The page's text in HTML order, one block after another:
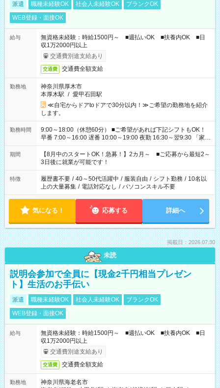
派遣 職種未経験OK 社会人未経験OK
ブランクOK
WEB登録・面接OK
給与
無資格未経験：時給1500円～ ■週払いOK ■扶養内OK ■日
収1万2000円以上
交通費別途支給あり
交通費 交通費全額支給
勤務地
神奈川県厚木市
本厚木駅 / 愛甲石田駅
≪自宅からドアtoドアで30分以内！≫ご希望の勤務地を紹介
します。
勤務時間
9:00～18:00（休憩60分） ■ご希望があれば下記シフトもOK！
早番 7:00～16:00 遅番 10:00～19:00 夜勤 16:30～翌9:30 「家族
と休みを合わせたい」 「余裕を持って夕飯の準備がしたい」
「できれば残業はしたくない」 など、ご希望を教えてください
ね。 ※Wワーク希望の方へ 今ご覧のお仕事で希望する勤務時間
と、もう1つのお仕事の勤務時間。 合計で週40時間を超える場
合は応募できません。
期間
【8月中のスタートOK！急募！】2カ月～ ■ご応募から最短2～
3日後に就業が可能です！
特徴 履歴書不要 / 40～50代活躍中 / 服装自由 / シフト勤務 / 10名以
上の大量募集 / 電話対応なし / パソコンスキル不要
気になる！ 応募する 詳細へ
掲載日：2026.07.30
未読
説明会参加で全員に【現金2千円相当プレゼン
ト】生活のお手伝い
派遣 職種未経験OK 社会人未経験OK
ブランクOK
WEB登録・面接OK
給与
無資格未経験：時給1500円～ ■週払いOK ■扶養内OK ■日
収1万2000円以上
交通費別途支給あり
交通費 交通費全額支給
勤務地
神奈川県海老名市